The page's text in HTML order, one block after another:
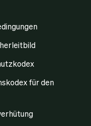
für den